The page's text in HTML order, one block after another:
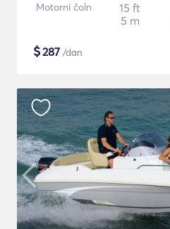
Motorni čoln
15 ft
5 m
$287 /dan